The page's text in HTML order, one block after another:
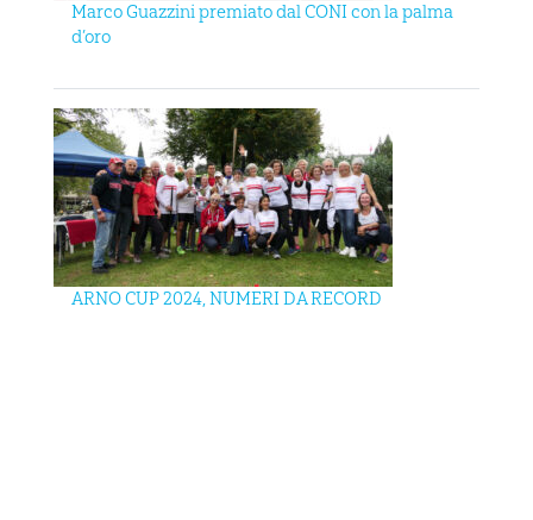
Marco Guazzini premiato dal CONI con la palma
d’oro
ARNO CUP 2024, NUMERI DA RECORD